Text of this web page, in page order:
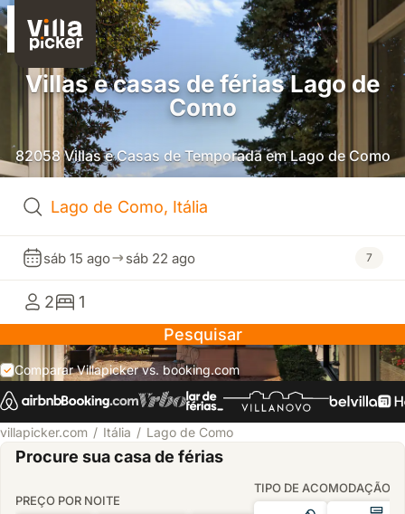
Villas e casas de férias Lago de
Como
82058 Villas e Casas de Temporada em Lago de Como
sáb 15 ago sáb 22 ago 7
2
1
Pesquisar
Comparar Villapicker vs. booking.com
villapicker.com Itália Lago de Como
Procure sua casa de férias
PREÇO POR NOITE
TIPO DE ACOMODAÇÃO